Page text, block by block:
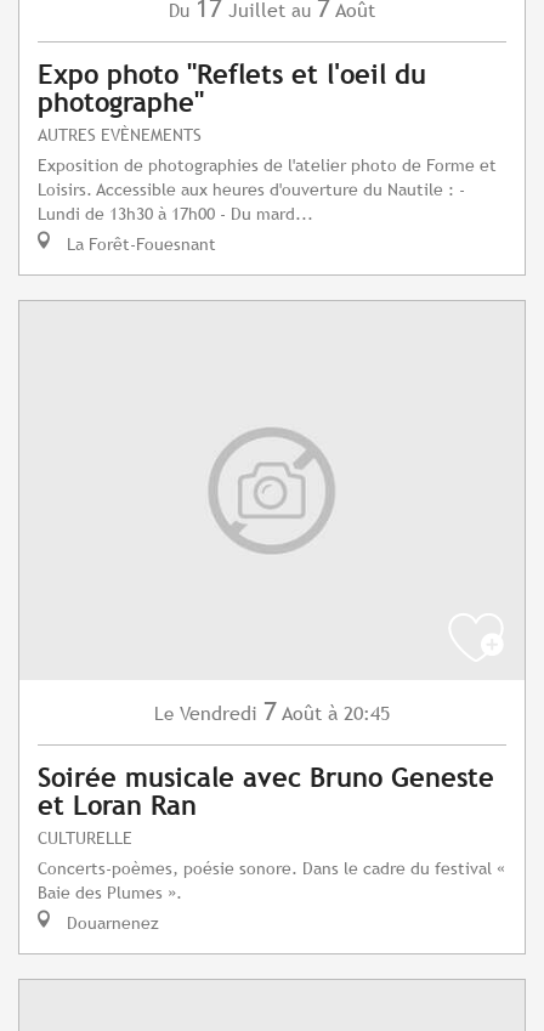
Du 17 Juillet au 7 Août
Expo photo "Reflets et l'oeil du
photographe"
AUTRES EVÈNEMENTS
Exposition de photographies de l'atelier photo de Forme et
Loisirs. Accessible aux heures d'ouverture du Nautile : -
Lundi de 13h30 à 17h00 - Du mard...
La Forêt-Fouesnant
Le Vendredi 7 Août à 20:45
Soirée musicale avec Bruno Geneste
et Loran Ran
CULTURELLE
Concerts-poèmes, poésie sonore. Dans le cadre du festival «
Baie des Plumes ».
Douarnenez